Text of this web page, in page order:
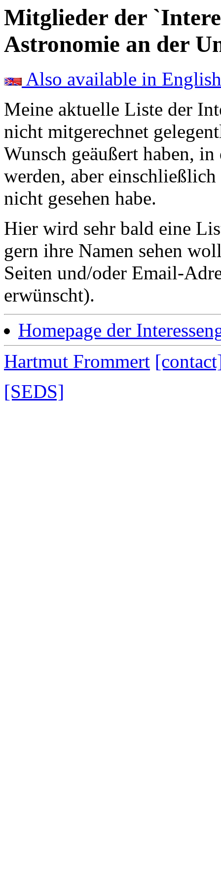
Mitglieder der
Astronomie an der
Also available in English
Meine aktuelle Liste der
nicht mitgerechnet
Wunsch geäußert haben,
werden, aber
nicht gesehen habe.
Hier wird sehr bald eine
gern ihre Namen sehen
Seiten und/oder Email-
erwünscht).
Homepage der
Hartmut Frommert
[SEDS]